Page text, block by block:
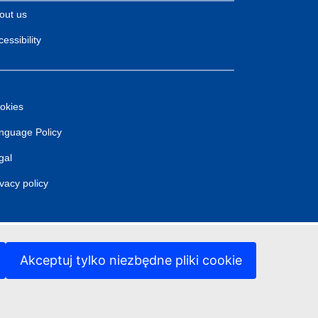
Akceptuj tylko niezbędne pliki cookie
us
Policy
policy